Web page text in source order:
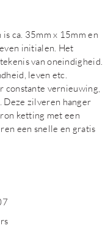
ca. 35mm x 15mm en
initialen. Het
van oneindigheid.
leven etc.
constante vernieuwing,
Deze zilveren hanger
ketting met een
een snelle en gratis